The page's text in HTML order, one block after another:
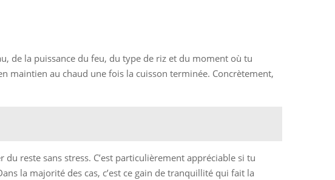
de la puissance du feu, du type de riz et du moment où tu
maintien au chaud une fois la cuisson terminée. Concrètement,
reste sans stress. C’est particulièrement appréciable si tu
la majorité des cas, c’est ce gain de tranquillité qui fait la